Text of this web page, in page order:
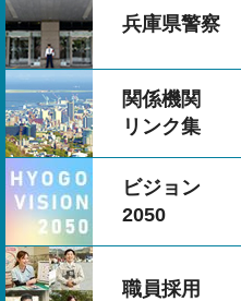
兵庫県警察
関係機関
リンク集
ビジョン
2050
職員採用